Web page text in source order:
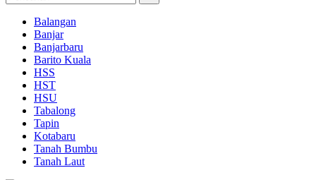
Balangan
Banjar
Banjarbaru
Barito Kuala
HSS
HST
HSU
Tabalong
Tapin
Kotabaru
Tanah Bumbu
Tanah Laut